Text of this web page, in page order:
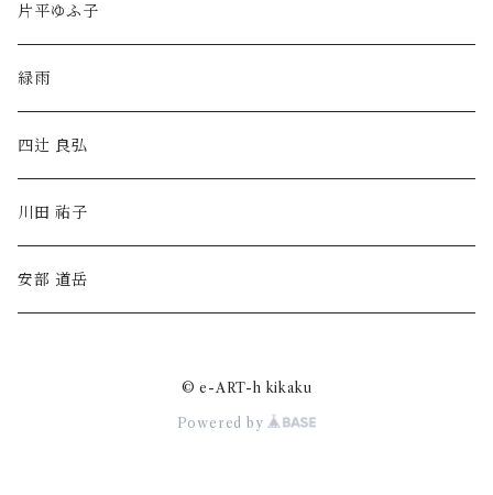
片平ゆふ子
緑雨
四辻 良弘
川田 祐子
安部 道岳
© e-ART-h kikaku
Powered by